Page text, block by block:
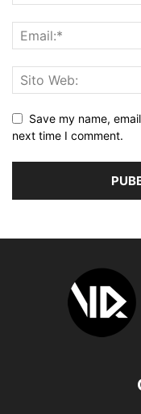
Save my name,
next time I comment.